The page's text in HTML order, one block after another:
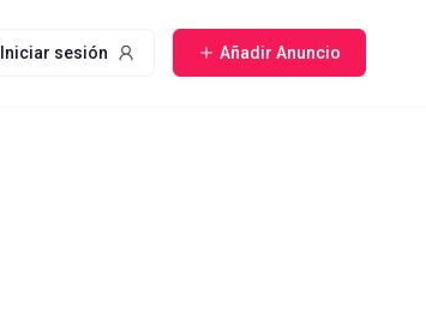
Iniciar sesión Añadir Anuncio